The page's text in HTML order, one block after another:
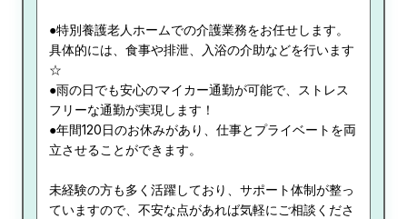
●特別養護老人ホームでの介護業務をお任せします。
具体的には、食事や排泄、入浴の介助などを行います
☆
●雨の日でも安心のマイカー通勤が可能で、ストレス
フリーな通勤が実現します！
●年間120日のお休みがあり、仕事とプライベートを両
立させることができます。
未経験の方も多く活躍しており、サポート体制が整っ
ていますので、不安な点があれば気軽にご相談くださ